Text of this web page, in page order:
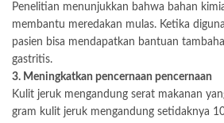
Penelitian menunjukkan bahwa bahan
membantu meredakan mulas. Ketika
pasien bisa mendapatkan bantuan
gastritis.
3. Meningkatkan pencernaan pencernaan
Kulit jeruk mengandung serat makanan
gram kulit jeruk mengandung setidaknya